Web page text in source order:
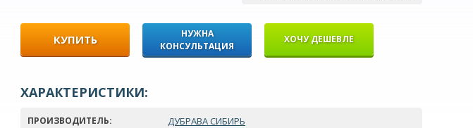
КУПИТЬ
НУЖНА
КОНСУЛЬТАЦИЯ
ХОЧУ ДЕШЕВЛЕ
ХАРАКТЕРИСТИКИ:
ПРОИЗВОДИТЕЛЬ: ДУБРАВА СИБИРЬ